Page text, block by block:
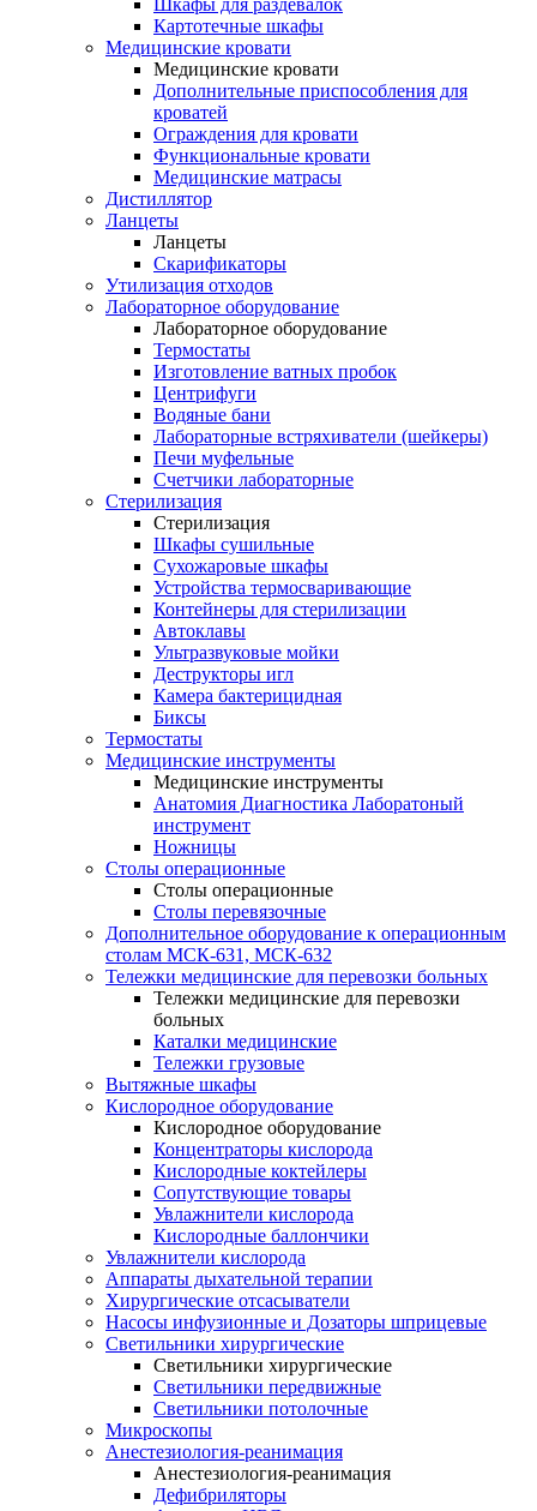
Шкафы для раздевалок
Картотечные шкафы
Медицинские кровати
Медицинские кровати
Дополнительные приспособления для
кроватей
Ограждения для кровати
Функциональные кровати
Медицинские матрасы
Дистиллятор
Ланцеты
Ланцеты
Скарификаторы
Утилизация отходов
Лабораторное оборудование
Лабораторное оборудование
Термостаты
Изготовление ватных пробок
Центрифуги
Водяные бани
Лабораторные встряхиватели (шейкеры)
Печи муфельные
Счетчики лабораторные
Стерилизация
Стерилизация
Шкафы сушильные
Сухожаровые шкафы
Устройства термосваривающие
Контейнеры для стерилизации
Автоклавы
Ультразвуковые мойки
Деструкторы игл
Камера бактерицидная
Биксы
Термостаты
Медицинские инструменты
Медицинские инструменты
Анатомия Диагностика Лаборатоный
инструмент
Ножницы
Столы операционные
Столы операционные
Столы перевязочные
Дополнительное оборудование к операционным
столам МСК-631, МСК-632
Тележки медицинские для перевозки больных
Тележки медицинские для перевозки
больных
Каталки медицинские
Тележки грузовые
Вытяжные шкафы
Кислородное оборудование
Кислородное оборудование
Концентраторы кислорода
Кислородные коктейлеры
Сопутствующие товары
Увлажнители кислорода
Кислородные баллончики
Увлажнители кислорода
Аппараты дыхательной терапии
Хирургические отсасыватели
Насосы инфузионные и Дозаторы шприцевые
Светильники хирургические
Светильники хирургические
Светильники передвижные
Светильники потолочные
Микроскопы
Анестезиология-реанимация
Анестезиология-реанимация
Дефибриляторы